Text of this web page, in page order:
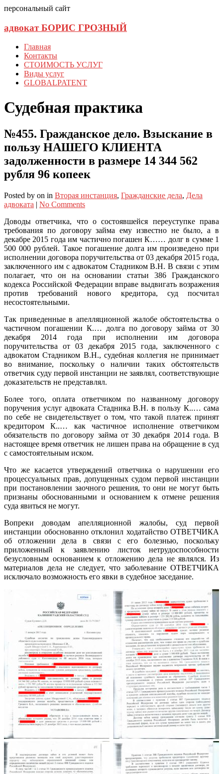
персональный сайт
адвокат БОРИС ГРОЗНЫЙ
Главная
Контакты
СТОИМОСТЬ УСЛУГ
Виды услуг
GLOBALPATENT
Судебная практика
№455. Гражданское дело. Взыскание в
пользу НАШЕГО КЛИЕНТА
задолженности в размере 14 344 562
рубля 96 копеек
Posted by on in Вторая инстанция, Гражданские дела, Дела
адвоката | No Comments
Доводы ответчика, что о состоявшейся переуступке права
требования по договору займа ему известно не было, а в
декабре 2015 года им частично погашен К…… долг в сумме 1
500 000 рублей. Такое погашение долга им произведено при
исполнении договора поручительства от 03 декабря 2015 года,
заключенного им с адвокатом Стадником В.Н. В связи с этим
полагает, что он на основании статьи 386 Гражданского
кодекса Российской Федерации вправе выдвигать возражения
против требований нового кредитора, суд посчитал
несостоятельными.
Так приведенные в апелляционной жалобе обстоятельства о
частичном погашении К.… долга по договору займа от 30
декабря 2014 года при исполнении им договора
поручительства от 03 декабря 2015 года, заключенного с
адвокатом Стадником В.Н., судебная коллегия не принимает
во внимание, поскольку о наличии таких обстоятельств
ответчик суду первой инстанции не заявлял, соответствующие
доказательств не представлял.
Более того, оплата ответчиком по названному договору
поручения услуг адвоката Стадника В.Н. в пользу К..… сама
по себе не свидетельствует о том, что такой платеж принят
кредитором К..… как частичное исполнение ответчиком
обязательств по договору займа от 30 декабря 2014 года. В
настоящее время ответчик не лишен права на обращение в суд
с самостоятельным иском.
Что же касается утверждений ответчика о нарушении его
процессуальных прав, допущенных судом первой инстанции
при постановлении заочного решения, то они не могут быть
признаны обоснованными и основанием к отмене решения
суда явиться не могут.
Вопреки доводам апелляционной жалобы, суд первой
инстанции обоснованно отклонил ходатайство ОТВЕТЧИКА
об отложении дела в связи с его болезнью, поскольку
приложенный к заявлению листок нетрудоспособности
безусловным основанием к отложению дела не являлся. Из
материалов дела не следует, что заболевание ОТВЕТЧИКА
исключало возможность его явки в судебное заседание.